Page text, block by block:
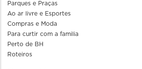
Parques e Praças
Ao ar livre e Esportes
Compras e Moda
Para curtir com a familia
Perto de BH
Roteiros